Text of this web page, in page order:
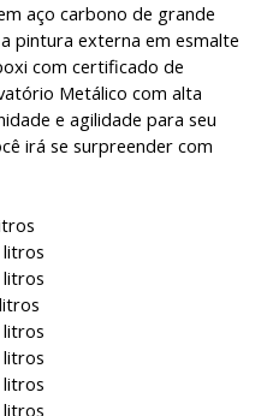
aço carbono de grande
pintura externa em esmalte
com certificado de
Metálico com alta
e agilidade para seu
irá se surpreender com
litros
litros
litros
litros
litros
litros